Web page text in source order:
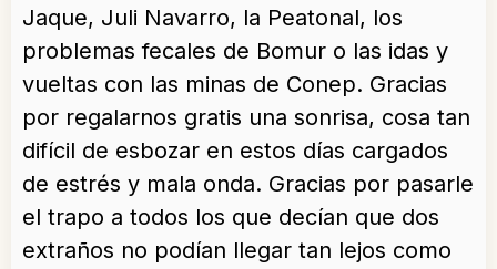
Jaque, Juli Navarro, la Peatonal, los
problemas fecales de Bomur o las idas y
vueltas con las minas de Conep. Gracias
por regalarnos gratis una sonrisa, cosa tan
difícil de esbozar en estos días cargados
de estrés y mala onda. Gracias por pasarle
el trapo a todos los que decían que dos
extraños no podían llegar tan lejos como